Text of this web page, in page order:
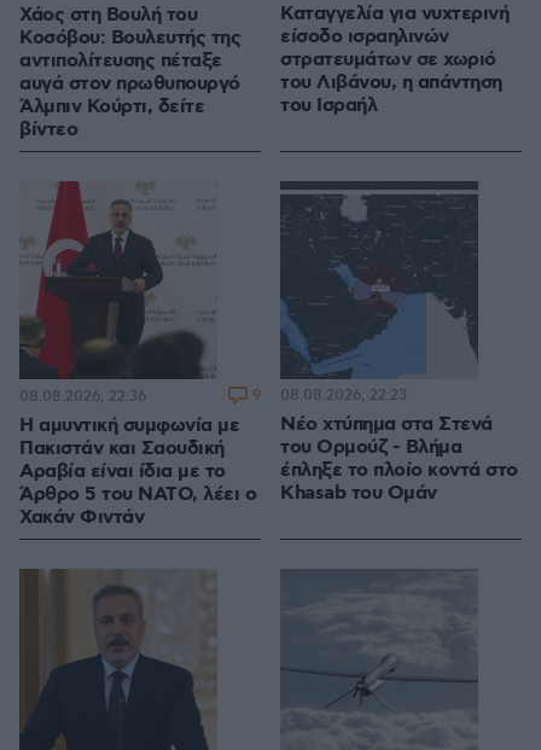
Χάος στη Βουλή του
Κοσόβου: Βουλευτής της
αντιπολίτευσης πέταξε
αυγά στον πρωθυπουργό
Άλμπιν Κούρτι, δείτε
βίντεο
Καταγγελία για νυχτερινή
είσοδο ισραηλινών
στρατευμάτων σε χωριό
του Λιβάνου, η απάντηση
του Ισραήλ
Η αμυντική συμφωνία με
Πακιστάν και Σαουδική
Αραβία είναι ίδια με το
Άρθρο 5 του ΝΑΤΟ, λέει ο
Χακάν Φιντάν
08.08.2026, 22:36 9
Νέο χτύπημα στα Στενά
του Ορμούζ - Βλήμα
έπληξε το πλοίο κοντά στο
Khasab του Ομάν
08.08.2026, 22:23